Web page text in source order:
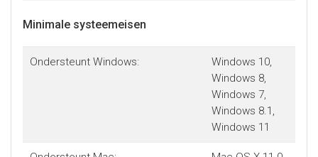
Minimale systeemeisen
Ondersteunt Windows:
Windows 10,
Windows 8,
Windows 7,
Windows 8.1,
Windows 11